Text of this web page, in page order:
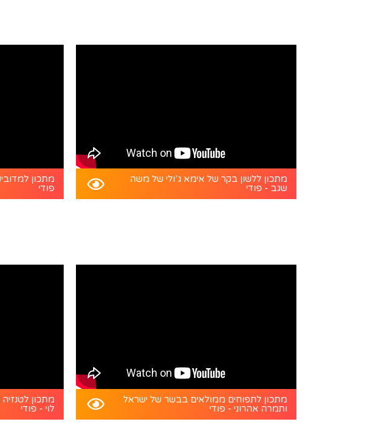
מתכון ללשון בקר של אימא ג’ולי של משה
שגב - פודי
מתכון
פודי
מתכון לתפוחים ממולאים בבשר של ישראל
ותמרה אהרוני - פודי
מתכון
לוי - פודי